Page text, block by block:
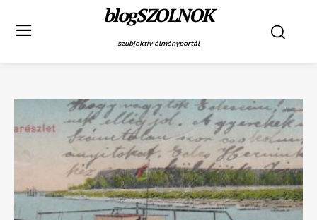
blogSZOLNOK
szubjektív élményportál